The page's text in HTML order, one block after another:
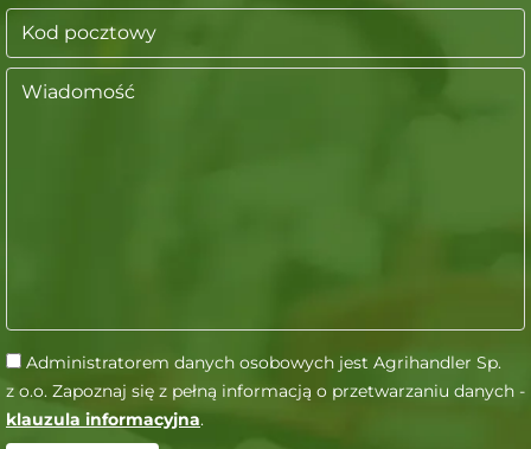
Administratorem danych osobowych jest Agrihandler Sp.
z o.o. Zapoznaj się z pełną informacją o przetwarzaniu danych -
klauzula informacyjna.